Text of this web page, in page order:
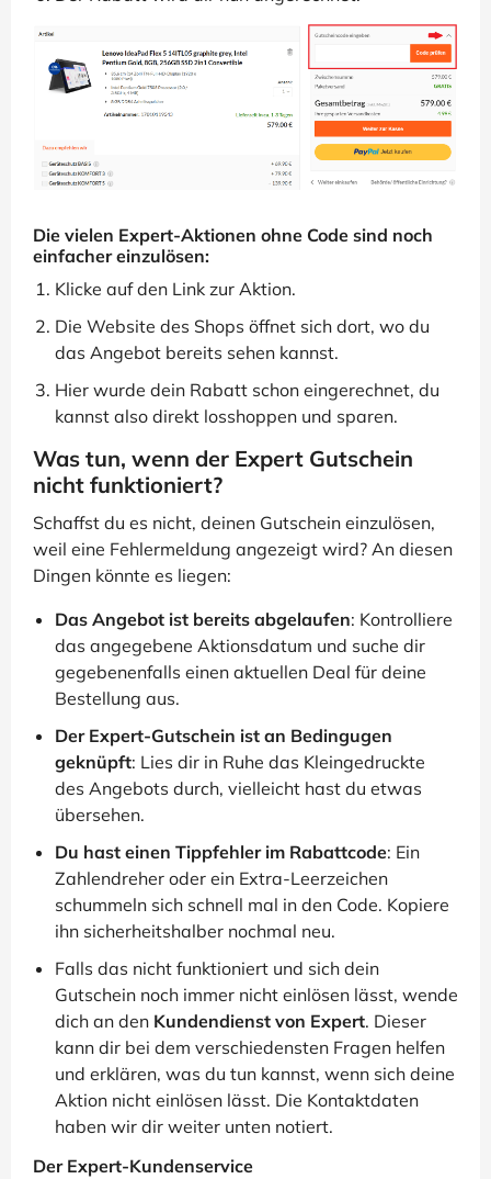
Die vielen Expert-Aktionen ohne Code sind noch
einfacher einzulösen:
Klicke auf den Link zur Aktion.
Die Website des Shops öffnet sich dort, wo du
das Angebot bereits sehen kannst.
Hier wurde dein Rabatt schon eingerechnet, du
kannst also direkt losshoppen und sparen.
Was tun, wenn der Expert Gutschein
nicht funktioniert?
Schaffst du es nicht, deinen Gutschein einzulösen,
weil eine Fehlermeldung angezeigt wird? An diesen
Dingen könnte es liegen:
Das Angebot ist bereits abgelaufen: Kontrolliere
das angegebene Aktionsdatum und suche dir
gegebenenfalls einen aktuellen Deal für deine
Bestellung aus.
Der Expert-Gutschein ist an Bedingugen
geknüpft: Lies dir in Ruhe das Kleingedruckte
des Angebots durch, vielleicht hast du etwas
übersehen.
Du hast einen Tippfehler im Rabattcode: Ein
Zahlendreher oder ein Extra-Leerzeichen
schummeln sich schnell mal in den Code. Kopiere
ihn sicherheitshalber nochmal neu.
Falls das nicht funktioniert und sich dein
Gutschein noch immer nicht einlösen lässt, wende
dich an den Kundendienst von Expert. Dieser
kann dir bei dem verschiedensten Fragen helfen
und erklären, was du tun kannst, wenn sich deine
Aktion nicht einlösen lässt. Die Kontaktdaten
haben wir dir weiter unten notiert.
Der Expert-Kundenservice